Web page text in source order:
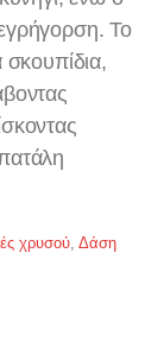
Το
χρυσού Δάση